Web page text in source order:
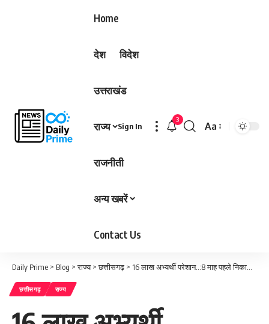
Home
देश विदेश
उत्तराखंड
राज्य
राजनीती
अन्य खबरें
Contact Us
Sign In
3
Font
Aa
Daily Prime > Blog >राज्य>छत्तीसगढ़> 16 लाख अभ्यर्थी परेशान..:8 माह पहले निकाली गई थी वैकेंसी, अब 21 जुलाई तक नहीं होगी भर्ती परीक्षा
छत्तीसगढ़ राज्य